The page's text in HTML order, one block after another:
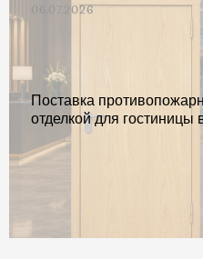
06.07.2026
Поставка
отделкой для гостиницы